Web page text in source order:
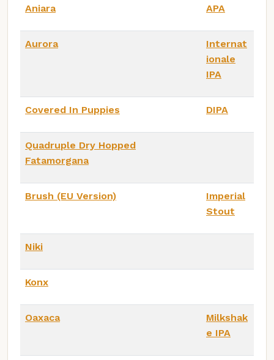
Aniara APA
Aurora
Internat
ionale
IPA
Covered In Puppies DIPA
Quadruple Dry Hopped
Fatamorgana
Brush (EU Version)
Imperial
Stout
Niki
Konx
Oaxaca
Milkshak
e IPA